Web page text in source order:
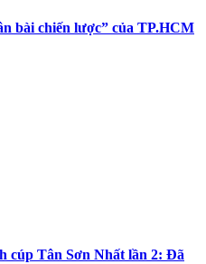
bài chiến lược” của TP.HCM
cúp Tân Sơn Nhất lần 2: Đã